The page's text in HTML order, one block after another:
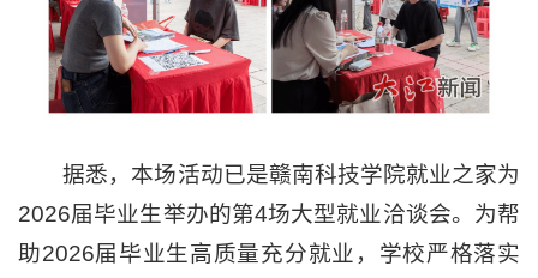
据悉，本场活动已是赣南科技学院就业之家为
2026届毕业生举办的第4场大型就业洽谈会。为帮
助2026届毕业生高质量充分就业，学校严格落实